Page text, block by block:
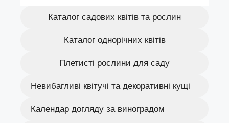
Каталог садових квітів та рослин
Каталог однорічних квітів
Плетисті рослини для саду
Невибагливі квітучі та декоративні кущі
Календар догляду за виноградом